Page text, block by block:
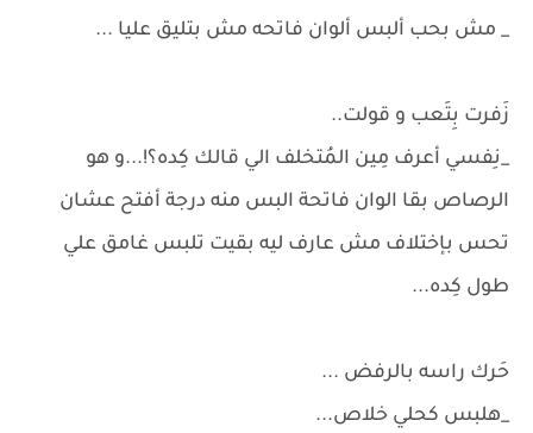
_ مش بحب ألبس ألوان فاتحه مش بتليق عليا ...
زَفرت بِتَعب و قولت..
_نِفسي أعرف مِين المُتخلف الي قالك كِده؟!...و هو
الرصاص بقا الوان فاتحة البس منه درجة أفتح عشان
تحس بإختلاف مش عارف ليه بقيت تلبس غامق علي
طول كِده...
حَرك راسه بالرفض ...
_هلبس كحلي خلاص...